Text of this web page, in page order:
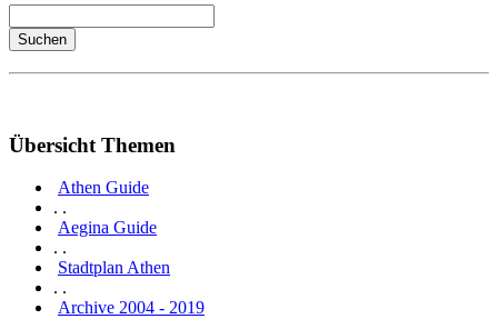
Übersicht Themen
Athen Guide
. .
Aegina Guide
. .
Stadtplan Athen
. .
Archive 2004 - 2019